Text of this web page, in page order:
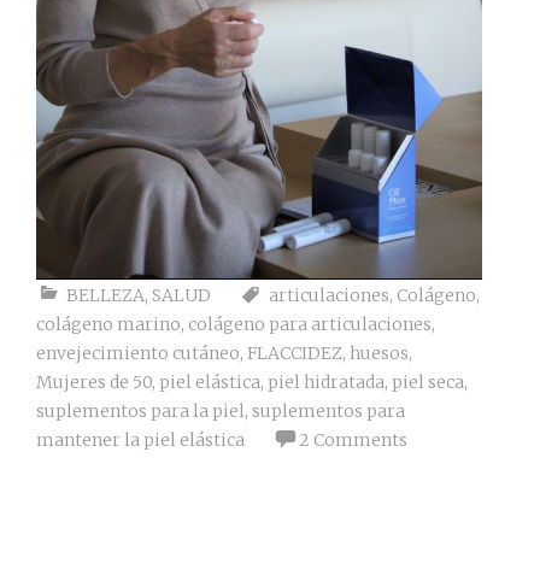
BELLEZA, SALUD articulaciones, Colágeno,
colágeno marino, colágeno para articulaciones,
envejecimiento cutáneo, FLACCIDEZ, huesos,
Mujeres de 50, piel elástica, piel hidratada, piel seca,
suplementos para la piel, suplementos para
mantener la piel elástica
2 Comments